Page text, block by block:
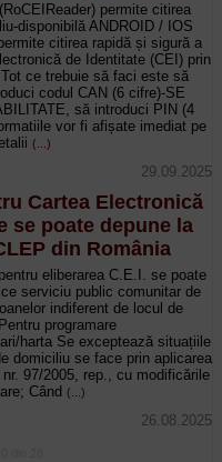
permite citirea
disponibilă ANDROID / IOS
citirea rapidă și sigură a
de Identitate (CEI) prin
ce trebuie să faci este să
codul CAN (6 cifre)-SE
să introduci PIN (4
vor fi afișate imediat pe
(...)
29.09.2025
Cartea Electronică
se poate depune la
din România
eliberarea C.E.I. se poate
serviciu public comunitar de
indiferent de locul de
programare
harta Se exceptează situațiile
domiciliu se face prin aplicarea
97/2005, rep., cu modificările
Când (...)
26.08.2025